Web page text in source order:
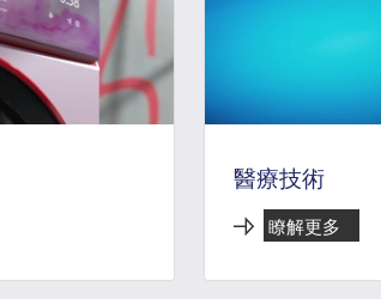
醫療技術
瞭解更多